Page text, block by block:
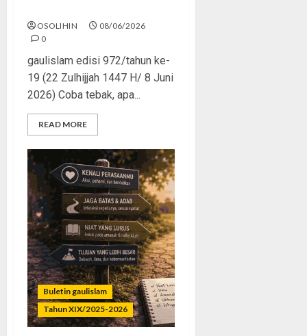
OSOLIHIN
08/06/2026
0
gaulislam edisi 972/tahun ke-
19 (22 Zulhijjah 1447 H/ 8 Juni
2026) Coba tebak, apa...
READ MORE
Buletin gaulislam
Tahun XIX/2025-2026